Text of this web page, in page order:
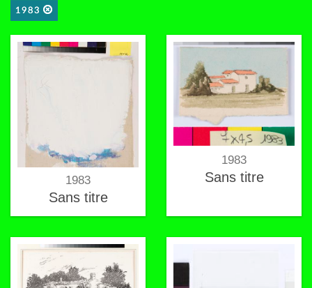
1983
1983
Sans titre
1983
Sans titre